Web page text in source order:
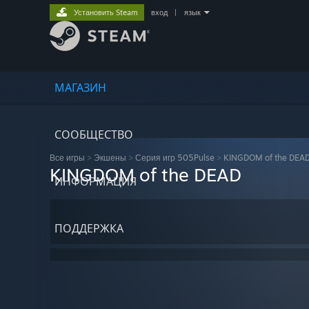
МАГАЗИН
СООБЩЕСТВО
ИНФОРМАЦИЯ
ПОДДЕРЖКА
Установить Steam вход язык
Все игры > Экшены > Серия игр 505Pulse > KINGDOM of the
KINGDOM of the DEAD